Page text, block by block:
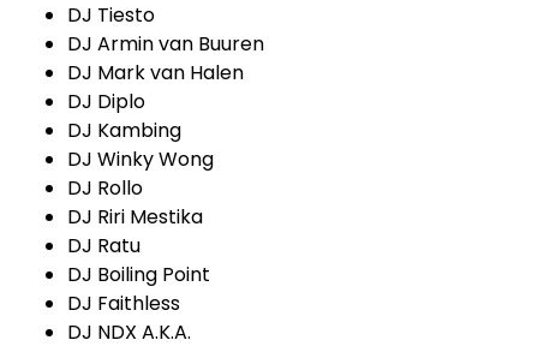
DJ Tiesto
DJ Armin van Buuren
DJ Mark van Halen
DJ Diplo
DJ Kambing
DJ Winky Wong
DJ Rollo
DJ Riri Mestika
DJ Ratu
DJ Boiling Point
DJ Faithless
DJ NDX A.K.A.